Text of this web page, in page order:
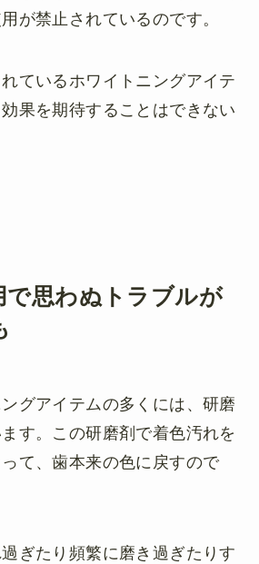
が禁止されているのです。
ているホワイトニングアイテ
果を期待することはできない
で思わぬトラブルが
グアイテムの多くには、研磨
す。この研磨剤で着色汚れを
て、歯本来の色に戻すので
ぎたり頻繁に磨き過ぎたりす